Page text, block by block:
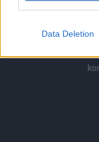
Data Deletion
impresszum